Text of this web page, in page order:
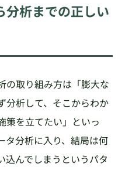
分析までの正しい
の取り組み方は「膨大な
分析して、そこからわか
策を立てたい」といっ
タ分析に入り、結局は何
込んでしまうというパタ